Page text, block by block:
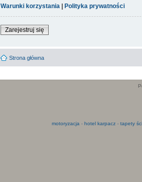
Warunki korzystania | Polityka prywatności
Zarejestruj się
Strona główna
motoryzacja - hotel karpacz- tapety